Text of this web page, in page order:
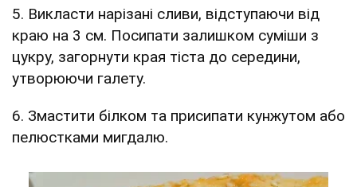
5. Викласти нарізані сливи, відступаючи від
краю на 3 см. Посипати залишком суміши з
цукру, загорнути края тіста до середини,
утворюючи галету.
6. Змастити білком та присипати кунжутом або
пелюстками мигдалю.